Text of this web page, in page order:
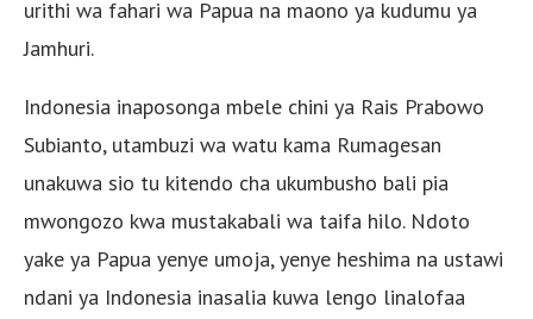
urithi wa fahari wa Papua na maono ya kudumu ya
Jamhuri.
Indonesia inaposonga mbele chini ya Rais Prabowo
Subianto, utambuzi wa watu kama Rumagesan
unakuwa sio tu kitendo cha ukumbusho bali pia
mwongozo kwa mustakabali wa taifa hilo. Ndoto
yake ya Papua yenye umoja, yenye heshima na ustawi
ndani ya Indonesia inasalia kuwa lengo linalofaa